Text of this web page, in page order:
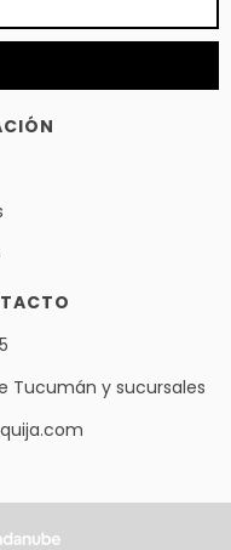
Tucumán y sucursales